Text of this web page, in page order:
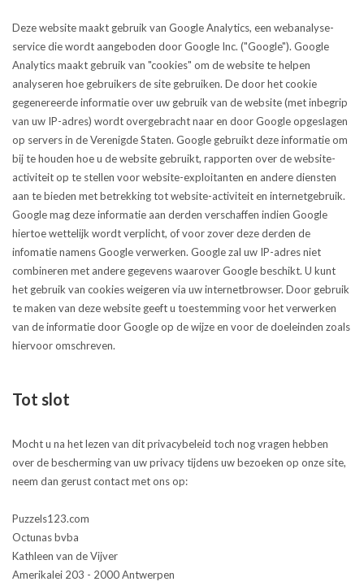
Deze website maakt gebruik van Google Analytics, een webanalyse-
service die wordt aangeboden door Google Inc. ("Google"). Google
Analytics maakt gebruik van "cookies" om de website te helpen
analyseren hoe gebruikers de site gebruiken. De door het cookie
gegenereerde informatie over uw gebruik van de website (met inbegrip
van uw IP-adres) wordt overgebracht naar en door Google opgeslagen
op servers in de Verenigde Staten. Google gebruikt deze informatie om
bij te houden hoe u de website gebruikt, rapporten over de website-
activiteit op te stellen voor website-exploitanten en andere diensten
aan te bieden met betrekking tot website-activiteit en internetgebruik.
Google mag deze informatie aan derden verschaffen indien Google
hiertoe wettelijk wordt verplicht, of voor zover deze derden de
infomatie namens Google verwerken. Google zal uw IP-adres niet
combineren met andere gegevens waarover Google beschikt. U kunt
het gebruik van cookies weigeren via uw internetbrowser. Door gebruik
te maken van deze website geeft u toestemming voor het verwerken
van de informatie door Google op de wijze en voor de doeleinden zoals
hiervoor omschreven.
Tot slot
Mocht u na het lezen van dit privacybeleid toch nog vragen hebben
over de bescherming van uw privacy tijdens uw bezoeken op onze site,
neem dan gerust contact met ons op:
Puzzels123.com
Octunas bvba
Kathleen van de Vijver
Amerikalei 203 - 2000 Antwerpen